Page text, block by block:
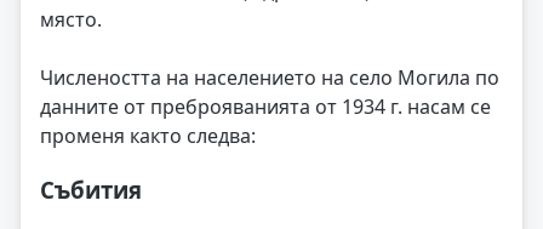
място.
Числеността на населението на село Могила по
данните от преброяванията от 1934 г. насам се
променя както следва:
Събития